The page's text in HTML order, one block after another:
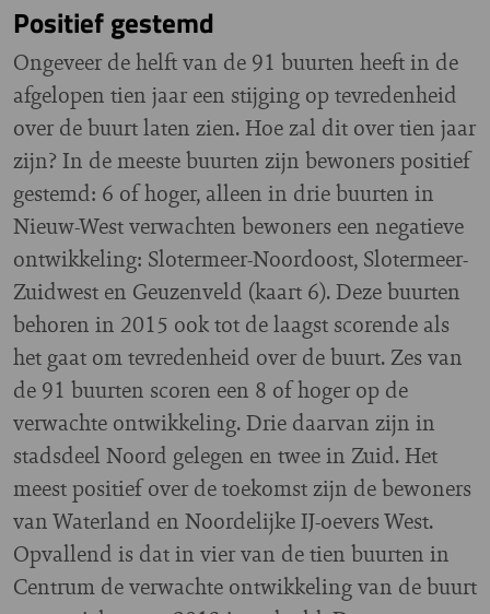
Positief gestemd
Ongeveer de helft van de 91 buurten heeft in de
afgelopen tien jaar een stijging op tevredenheid
over de buurt laten zien. Hoe zal dit over tien jaar
zijn? In de meeste buurten zijn bewoners positief
gestemd: 6 of hoger, alleen in drie buurten in
Nieuw-West verwachten bewoners een negatieve
ontwikkeling: Slotermeer-Noordoost, Slotermeer-
Zuidwest en Geuzenveld (kaart 6). Deze buurten
behoren in 2015 ook tot de laagst scorende als
het gaat om tevredenheid over de buurt. Zes van
de 91 buurten scoren een 8 of hoger op de
verwachte ontwikkeling. Drie daarvan zijn in
stadsdeel Noord gelegen en twee in Zuid. Het
meest positief over de toekomst zijn de bewoners
van Waterland en Noordelijke IJ-oevers West.
Opvallend is dat in vier van de tien buurten in
Centrum de verwachte ontwikkeling van de buurt